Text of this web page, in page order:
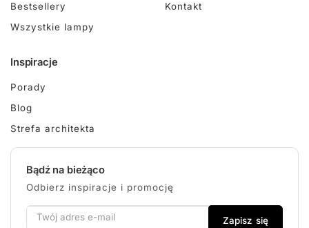
Bestsellery
Wszystkie lampy
Kontakt
Inspiracje
Porady
Blog
Strefa architekta
Bądź na bieżąco
Odbierz inspiracje i promocję
Zapisz się